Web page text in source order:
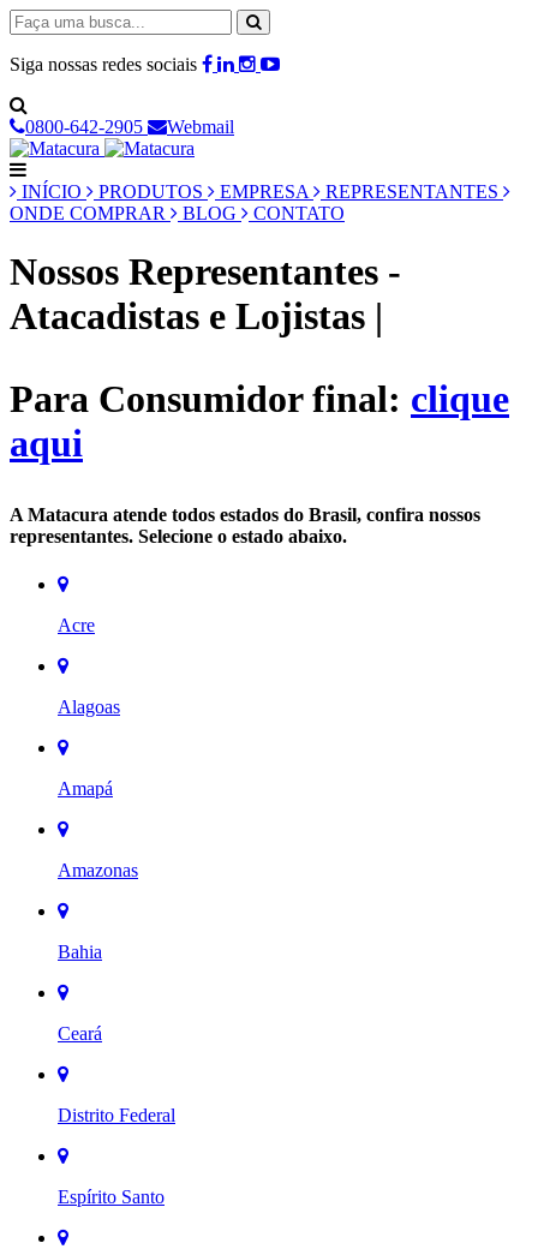
Siga nossas redes sociais
0800-642-2905 Webmail
INÍCIO PRODUTOS EMPRESA
REPRESENTANTES
ONDE COMPRAR
BLOG CONTATO
Nossos Representantes -
Atacadistas e Lojistas |
Para Consumidor final: clique
aqui
A Matacura atende todos estados do Brasil, confira nossos
representantes. Selecione o estado abaixo.
Acre
Alagoas
Amapá
Amazonas
Bahia
Ceará
Distrito Federal
Espírito Santo